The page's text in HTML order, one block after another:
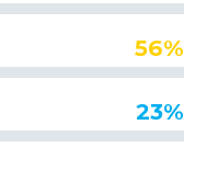
56%
23%